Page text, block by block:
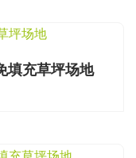
填充草坪场地